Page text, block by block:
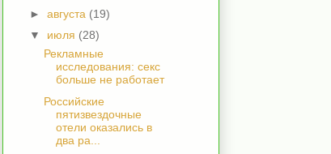
► августа (19)
▼ июля (28)
Рекламные
исследования: секс
больше не работает
Российские
пятизвездочные
отели оказались в
два ра...